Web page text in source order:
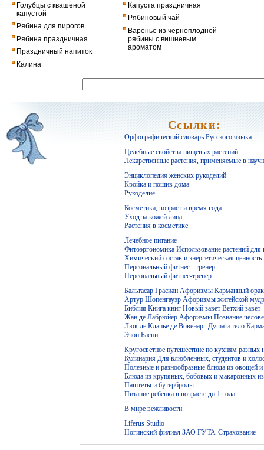
Голубцы с квашеной
капустой
Рябина для пирогов
Рябина праздничная
Праздничный напиток
Калина
Капуста праздничная
Рябиновый чай
Варенье из черноплодной
рябины с вишневым
ароматом
Ссылки:
Орфографический словарь Русского языка
Целебные свойства пищевых растений
Лекарственные растения, применяемые в
Энциклопедия женских рукоделий
Кройка и пошив дома
Рукоделие
Косметика, возраст и время года
Уход за кожей лица
Растения в косметике
Лечебное питание
Фитоэргономика Использование растений
Химический состав и энергетическая
Персональный фитнес - тренер
Персональный фитнес-тренер
Бальтасар Грасиан Афоризмы Карманный
Артур Шопенгауэр Афоризмы житейской
Библия Книга книг Новый завет Ветхий завет
Жан де Лабрюйер Афоризмы Познание
Люк де Клапье де Вовенарг Душа и тело
Эзоп Басни
Кругосветное путешествие по кухням разных
Кулинария Для влюбленных, студентов и
Полезные и разнообразные блюда из овощей
Блюда из крупяных, бобовых и макаронных
Паштеты и бутерброды
Питание ребенка в возрасте до 1 года
В мире вежливости
Liferus Studio
Ногинский филиал ЗАО ГУТА-Страхование